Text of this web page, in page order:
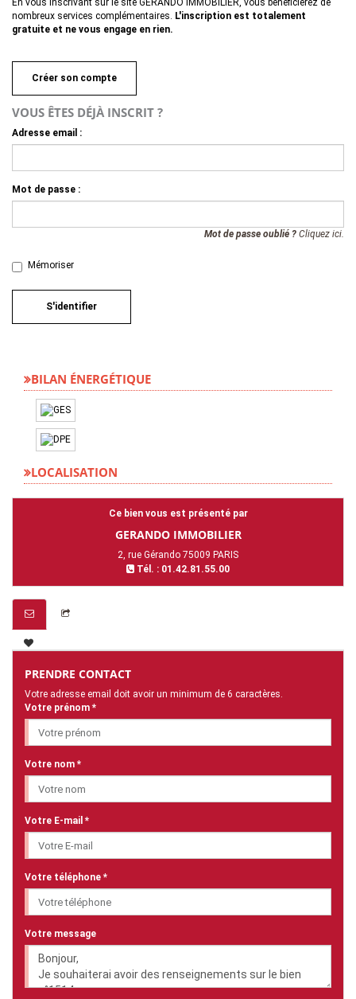
En vous inscrivant sur le site GERANDO IMMOBILIER, vous bénéficierez de
nombreux services complémentaires. L'inscription est totalement
gratuite et ne vous engage en rien.
Créer son compte
VOUS ÊTES DÉJÀ INSCRIT ?
Adresse email :
Mot de passe :
Mot de passe oublié ? Cliquez ici.
Mémoriser
S'identifier
BILAN ÉNERGÉTIQUE
LOCALISATION
Ce bien vous est présenté par
GERANDO IMMOBILIER
2, rue Gérando 75009 PARIS
Tél. : 01.42.81.55.00
PRENDRE CONTACT
Votre adresse email doit avoir un minimum de 6 caractères.
Votre prénom *
Votre nom *
Votre E-mail *
Votre téléphone *
Votre message